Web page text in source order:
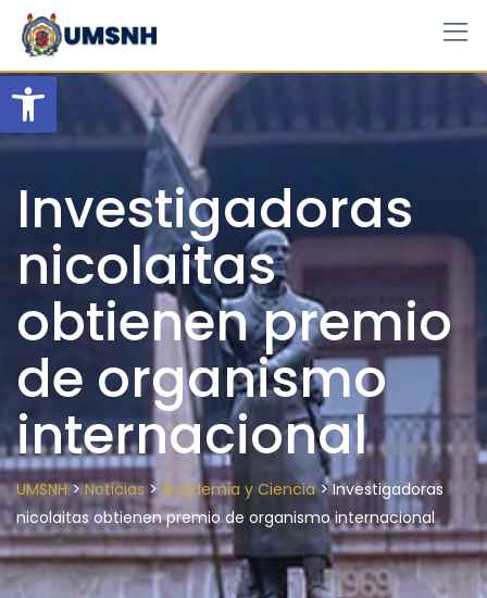
Open toolbar
Skip
content
Investigadoras
nicolaitas
obtienen premio
de organismo
internacional
UMSNH>Noticias> Academia y Ciencia>Investigadoras
nicolaitas obtienen premio de organismo internacional